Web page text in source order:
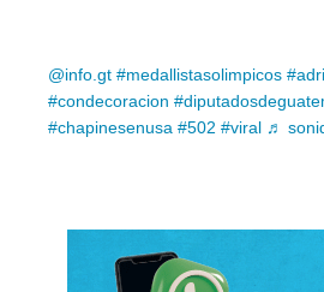
@info.gt #medallistasolimpicos
#condecoracion
#chapinesenusa #502 #viral ♬